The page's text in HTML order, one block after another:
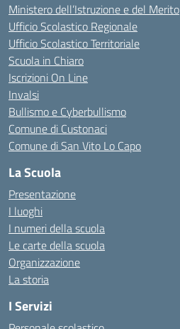
Ministero dell’Istruzione e del Merito
Ufficio Scolastico Regionale
Ufficio Scolastico Territoriale
Scuola in Chiaro
Iscrizioni On Line
Invalsi
Bullismo e Cyberbullismo
Comune di Custonaci
Comune di San Vito Lo Capo
La Scuola
Presentazione
I luoghi
I numeri della scuola
Le carte della scuola
Organizzazione
La storia
I Servizi